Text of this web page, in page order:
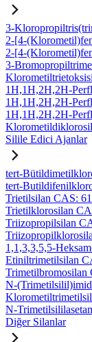
3-
2-[4-
2-[4-
3-
1H,1H,2H,2H-
1H,1H,2H,2H-
1H,1H,2H,2H-
Silile Edici Ajanlar
tert-
tert-
Trietilsilan CAS:
Trietilklorosilan
Triizopropilsilan
1,1,3,3,5,5-
Etiniltrimetilsilan
Trimetilbromosilan
N-
N-
Diğer Silanlar